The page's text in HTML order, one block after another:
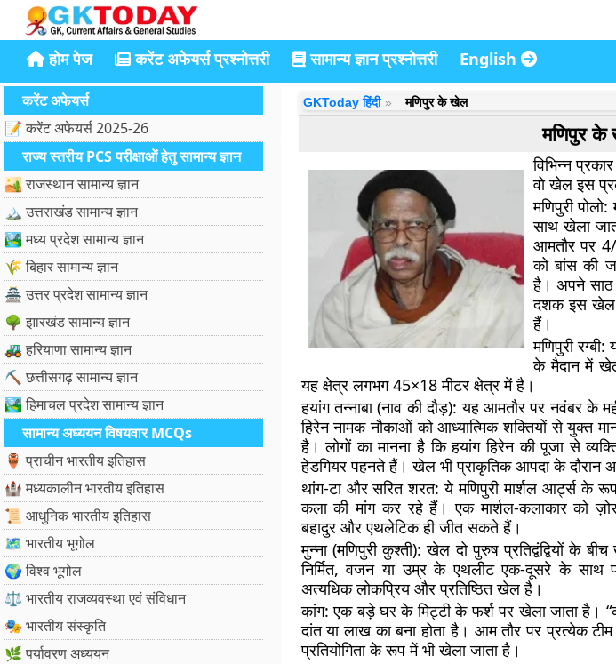
होम पेज करेंट अफेयर्स प्रश्नोत्तरी सामान्य ज्ञान प्रश्नोत्तरी English
करेंट अफेयर्स
📝 करेंट अफेयर्स 2025-26
राज्य स्तरीय PCS परीक्षाओं हेतु सामान्य ज्ञान
🏜️ राजस्थान सामान्य ज्ञान
🏔️ उत्तराखंड सामान्य ज्ञान
🏞️ मध्य प्रदेश सामान्य ज्ञान
🌾 बिहार सामान्य ज्ञान
🏯 उत्तर प्रदेश सामान्य ज्ञान
🌳 झारखंड सामान्य ज्ञान
🚜 हरियाणा सामान्य ज्ञान
⛏️ छत्तीसगढ़ सामान्य ज्ञान
🏞️ हिमाचल प्रदेश सामान्य ज्ञान
सामान्य अध्ययन विषयवार MCQs
🏺 प्राचीन भारतीय इतिहास
🏰 मध्यकालीन भारतीय इतिहास
📜 आधुनिक भारतीय इतिहास
🗺️ भारतीय भूगोल
🌍 विश्व भूगोल
⚖️ भारतीय राजव्यवस्था एवं संविधान
🎭 भारतीय संस्कृति
🌿 पर्यावरण अध्ययन
GKToday हिंदी मणिपुर के खेल
मणिपुर
विभिन्न
वो खेल इस
मणिपुरी पोलो:
साथ खेला
आमतौर पर
को बांस की
है। अपने साठ
दशक इस खेल
हैं।
मणिपुरी रग्बी:
के मैदान में
यह क्षेत्र लगभग 45×18 मीटर क्षेत्र में है।
हयांग तन्नाबा (नाव की दौड़): यह आमतौर पर नवंबर के
हिरेन नामक नौकाओं को आध्यात्मिक शक्तियों से युक्त
है। लोगों का मानना ​​है कि हयांग हिरेन की पूजा से
हेडगियर पहनते हैं। खेल भी प्राकृतिक आपदा के दौरान
थांग-टा और सरित शरत: ये मणिपुरी मार्शल आर्ट्स के
कला की मांग कर रहे हैं। एक मार्शल-कलाकार को
बहादुर और एथलेटिक ही जीत सकते हैं।
मुन्ना (मणिपुरी कुश्ती): खेल दो पुरुष प्रतिद्वंद्वियों के
निर्मित, वजन या उम्र के एथलीट एक-दूसरे के साथ
अत्यधिक लोकप्रिय और प्रतिष्ठित खेल है।
कांग: एक बड़े घर के मिट्टी के फर्श पर खेला जाता है।
दांत या लाख का बना होता है। आम तौर पर प्रत्येक
प्रतियोगिता के रूप में भी खेला जाता है।